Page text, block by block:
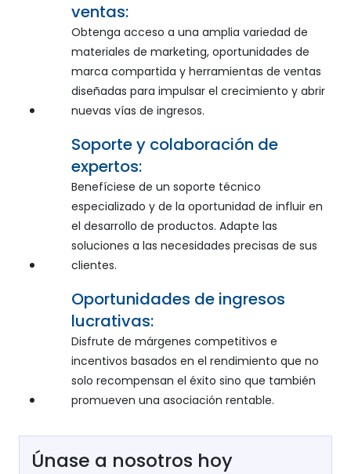
ventas:
Obtenga acceso a una amplia variedad de
materiales de marketing, oportunidades de
marca compartida y herramientas de ventas
diseñadas para impulsar el crecimiento y abrir
nuevas vías de ingresos.
Soporte y colaboración de
expertos:
Benefíciese de un soporte técnico
especializado y de la oportunidad de influir en
el desarrollo de productos. Adapte las
soluciones a las necesidades precisas de sus
clientes.
Oportunidades de ingresos
lucrativas:
Disfrute de márgenes competitivos e
incentivos basados en el rendimiento que no
solo recompensan el éxito sino que también
promueven una asociación rentable.
Únase a nosotros hoy